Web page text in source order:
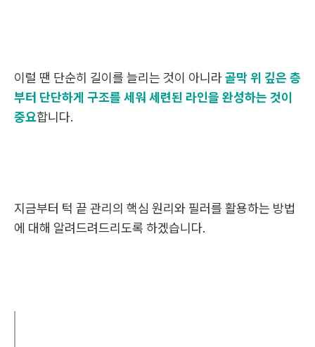
이럴 땐 단순히 길이를 늘리는 것이 아니라골막 위 깊은 층
부터 단단하게 구조를 세워 세련된 라인을 완성하는 것이
중요합니다.
지금부터 턱 끝 관리의 핵심 원리와 필러를 활용하는 방법
에 대해 알려드려드리도록 하겠습니다.